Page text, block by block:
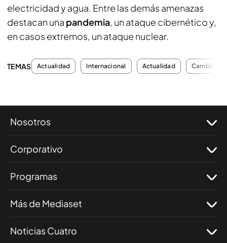
electricidad y agua. Entre las demás amenazas
destacan una pandemia, un ataque cibernético y,
en casos extremos, un ataque nuclear.
TEMAS Actualidad Internacional Actualidad Cambio
Nosotros
Corporativo
Programas
Más de Mediaset
Noticias Cuatro